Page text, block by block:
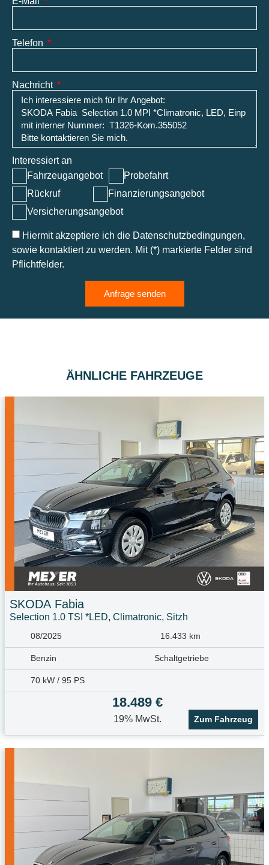
Telefon
Nachricht
Interessiert an
Fahrzeugangebot
Probefahrt
Rückruf
Finanzierungsangebot
Versicherungsangebot
Hiermit akzeptiere ich die Datenschutzbedingungen,
sowie kontaktiert zu werden. Mit (*) markierte Felder sind
Pflichtfelder.
Anfrage senden
ÄHNLICHE FAHRZEUGE
SKODA Fabia
Selection 1.0 TSI *LED, Climatronic, Sitzh
08/2025 16.433 km
Benzin Schaltgetriebe
70 kW / 95 PS
18.489 €
19% MwSt. Zum Fahrzeug